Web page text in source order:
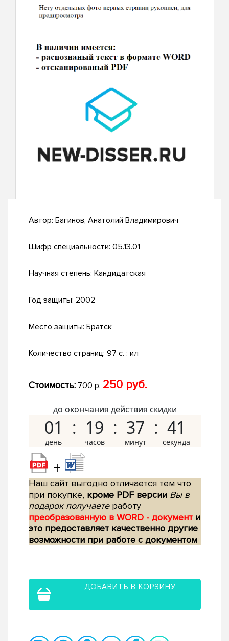
Автор: Багинов, Анатолий Владимирович
Шифр специальности: 05.13.01
Научная степень: Кандидатская
Год защиты: 2002
Место защиты: Братск
Количество страниц: 97 с. : ил
Стоимость: 700 р.250 руб.
до окончания действия скидки
01 19 37 40
+
Наш сайт выгодно отличается тем что
при покупке, кроме PDF версии Вы в
подарок получаетеработу
преобразованную в WORD - документ и
это предоставляет качественно другие
возможности при работе с документом
ДОБАВИТЬ В КОРЗИНУ